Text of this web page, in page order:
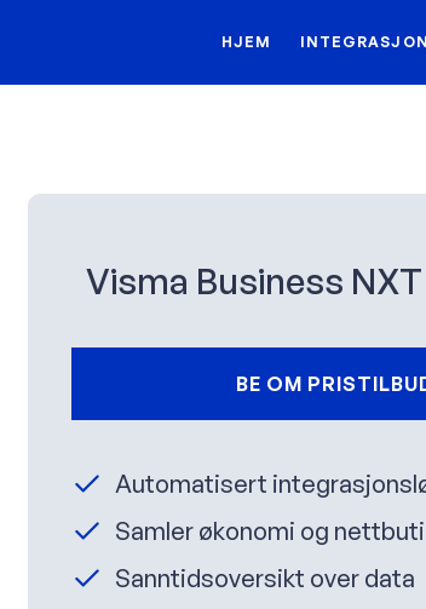
HJEM
Visma Business
BE OM
Automatisert
Samler økonomi og
Sanntidsoversikt over data